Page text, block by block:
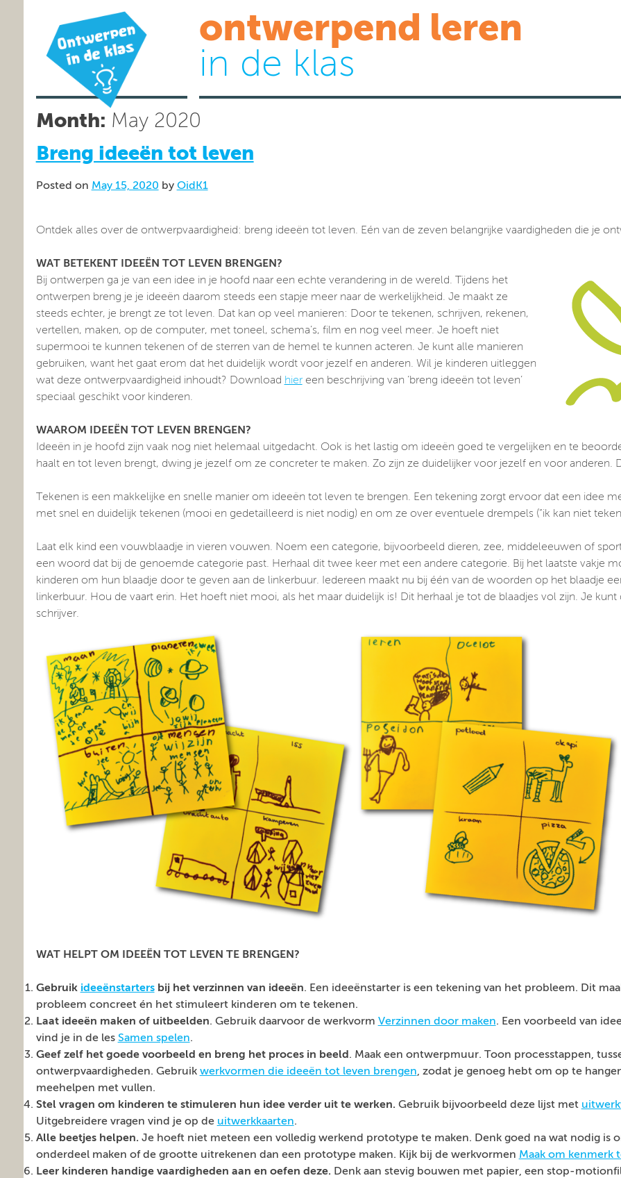
ontwerpend leren
in de klas
Month: May 2020
Breng ideeën tot leven
Posted on May 15, 2020 by OidK1
Ontdek alles over de ontwerpvaardigheid: breng ideeën tot leven. Eén van de zeven belangrijke vaardigheden die je
WAT BETEKENT IDEEËN TOT LEVEN BRENGEN?
Bij ontwerpen ga je van een idee in je hoofd naar een echte verandering in de wereld. Tijdens het
ontwerpen breng je je ideeën daarom steeds een stapje meer naar de werkelijkheid. Je maakt ze
steeds echter, je brengt ze tot leven. Dat kan op veel manieren: Door te tekenen, schrijven, rekenen,
vertellen, maken, op de computer, met toneel, schema’s, film en nog veel meer. Je hoeft niet
supermooi te kunnen tekenen of de sterren van de hemel te kunnen acteren. Je kunt alle manieren
gebruiken, want het gaat erom dat het duidelijk wordt voor jezelf en anderen. Wil je kinderen uitleggen
wat deze ontwerpvaardigheid inhoudt? Download hiereen beschrijving van ‘breng ideeën tot leven’
speciaal geschikt voor kinderen.
WAAROM IDEEËN TOT LEVEN BRENGEN?
Ideeën in je hoofd zijn vaak nog niet helemaal uitgedacht. Ook is het lastig om ideeën goed te vergelijken en te
haalt en tot leven brengt, dwing je jezelf om ze concreter te maken. Zo zijn ze duidelijker voor jezelf en voor anderen.
Tekenen is een makkelijke en snelle manier om ideeën tot leven te brengen. Een tekening zorgt ervoor dat een idee
met snel en duidelijk tekenen (mooi en gedetailleerd is niet nodig) en om ze over eventuele drempels (“ik kan niet
Laat elk kind een vouwblaadje in vieren vouwen. Noem een categorie, bijvoorbeeld dieren, zee, middeleeuwen of
een woord dat bij de genoemde categorie past. Herhaal dit twee keer met een andere categorie. Bij het laatste vakje
kinderen om hun blaadje door te geven aan de linkerbuur. Iedereen maakt nu bij één van de woorden op het blaadje
linkerbuur. Hou de vaart erin. Het hoeft niet mooi, als het maar duidelijk is! Dit herhaal je tot de blaadjes vol zijn. Je
schrijver.
WAT HELPT OM IDEEËN TOT LEVEN TE BRENGEN?
Gebruik ideeënstartersbij het verzinnen van ideeën. Een ideeënstarter is een tekening van het probleem. Dit
probleem concreet én het stimuleert kinderen om te tekenen.
Laat ideeën maken of uitbeelden. Gebruik daarvoor de werkvorm Verzinnen door maken. Een voorbeeld van
vind je in de les Samen spelen.
Geef zelf het goede voorbeeld en breng het proces in beeld . Maak een ontwerpmuur. Toon processtappen,
ontwerpvaardigheden. Gebruik werkvormen die ideeën tot leven brengen, zodat je genoeg hebt om op te
meehelpen met vullen.
Stel vragen om kinderen te stimuleren hun idee verder uit te werken. Gebruik bijvoorbeeld deze lijst met
Uitgebreidere vragen vind je op de uitwerkkaarten.
Alle beetjes helpen. Je hoeft niet meteen een volledig werkend prototype te maken. Denk goed na wat nodig is
onderdeel maken of de grootte uitrekenen dan een prototype maken. Kijk bij de werkvormen Maak om kenmerk
Leer kinderen handige vaardigheden aan en oefen deze. Denk aan stevig bouwen met papier, een stop-